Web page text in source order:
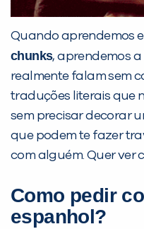
Quando aprendemos
chunks, aprendemos
realmente falam sem
traduções literais que
sem precisar decorar
que podem te fazer
com alguém. Quer ver
Como pedir
espanhol?